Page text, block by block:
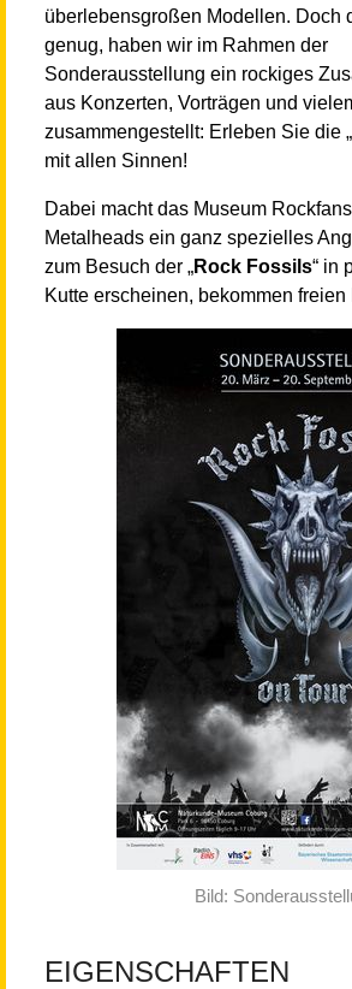
überlebensgroßen Modellen. Doch
genug, haben wir im Rahmen der
Sonderausstellung ein rockiges
aus Konzerten, Vorträgen und
zusammengestellt: Erleben Sie die
mit allen Sinnen!
Dabei macht das Museum
Metalheads ein ganz spezielles
zum Besuch der „Rock Fossils“ in
Kutte erscheinen, bekommen freien
Bild:
EIGENSCHAFTEN